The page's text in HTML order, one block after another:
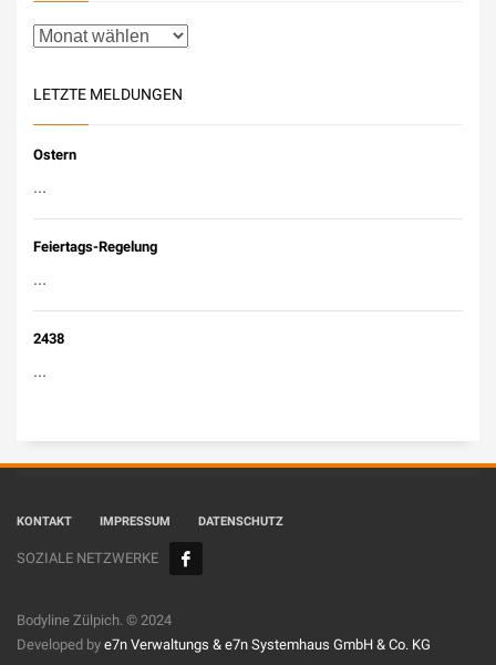
LETZTE MELDUNGEN
Ostern
...
Feiertags-Regelung
...
2438
...
KONTAKT IMPRESSUM DATENSCHUTZ
SOZIALE NETZWERKE
Bodyline Zülpich. © 2024
Developed by e7n Verwaltungs & e7n Systemhaus GmbH & Co. KG